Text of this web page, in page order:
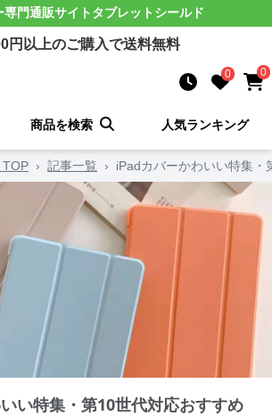
専門通販サイト タブレットシールド
円以上のご購入で送料無料
0 0
商品を検索 人気ランキング
TOP › 記事一覧 › iPadカバーかわいい特集
い特集・第10世代対応おすすめ